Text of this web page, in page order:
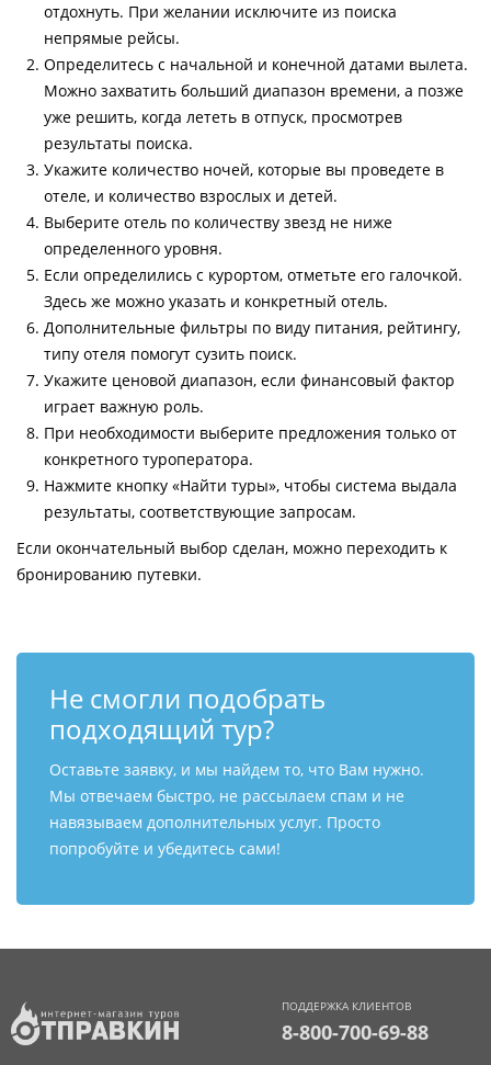
отдохнуть. При желании исключите из поиска
непрямые рейсы.
Определитесь с начальной и конечной датами вылета.
Можно захватить больший диапазон времени, а позже
уже решить, когда лететь в отпуск, просмотрев
результаты поиска.
Укажите количество ночей, которые вы проведете в
отеле, и количество взрослых и детей.
Выберите отель по количеству звезд не ниже
определенного уровня.
Если определились с курортом, отметьте его галочкой.
Здесь же можно указать и конкретный отель.
Дополнительные фильтры по виду питания, рейтингу,
типу отеля помогут сузить поиск.
Укажите ценовой диапазон, если финансовый фактор
играет важную роль.
При необходимости выберите предложения только от
конкретного туроператора.
Нажмите кнопку «Найти туры», чтобы система выдала
результаты, соответствующие запросам.
Если окончательный выбор сделан, можно переходить к
бронированию путевки.
Не смогли подобрать
подходящий тур?
Оставьте заявку, и мы найдем то, что Вам нужно.
Мы отвечаем быстро, не рассылаем спам и не
навязываем дополнительных услуг. Просто
попробуйте и убедитесь сами!
ПОДДЕРЖКА КЛИЕНТОВ
8-800-700-69-88